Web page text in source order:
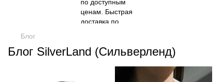
Блог
Блог SilverLand (Сильверленд)